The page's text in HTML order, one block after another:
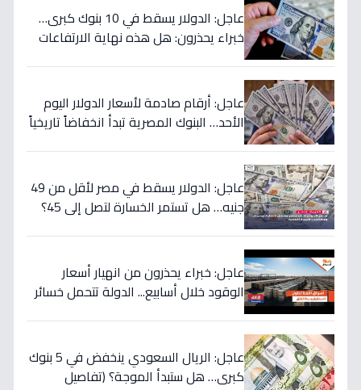
عاجل: الدولار يسقط في 10 بنوك كبرى…
خبراء يحذرون: هل هذه نهاية الارتفاعات
عاجل: أرقام صادمة لأسعار الدولار اليوم
الأحد… البنوك المصرية تبدأ انخفاضاً تاريخياً
عاجل: الدولار يسقط في مصر لأقل من 49
جنيه… هل تستمر الخسارة لتصل إلى 45؟
عاجل: خبراء يحذرون من انهيار أسعار
الوقود خلال أسابيع... الدولة تتحمل خسائر
عاجل: الريال السعودي ينخفض في 5 بنوك
كبرى… هل ستبدأ الموجة؟ (تفاصيل